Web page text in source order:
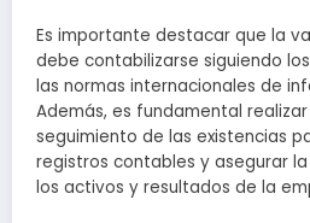
Es importante destacar que la
debe contabilizarse siguiendo
las normas internacionales de
Además, es fundamental
seguimiento de las existencias
registros contables y asegurar
los activos y resultados de la